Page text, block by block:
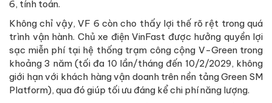
6, tính toán.
Không chỉ vậy, VF 6 còn cho thấy lợi thế rõ rệt trong quá
trình vận hành. Chủ xe điện VinFast được hưởng quyền lợi
sạc miễn phí tại hệ thống trạm công cộng V-Green trong
khoảng 3 năm (tối đa 10 lần/tháng đến 10/2/2029, không
giới hạn với khách hàng vận doanh trên nền tảng Green SM
Platform), qua đó giúp tối ưu đáng kể chi phí năng lượng.